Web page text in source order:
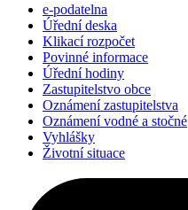
e-podatelna
Úřední deska
Klikací rozpočet
Povinné informace
Úřední hodiny
Zastupitelstvo obce
Oznámení zastupitelstva
Oznámení vodné a stočné
Vyhlášky
Životní situace